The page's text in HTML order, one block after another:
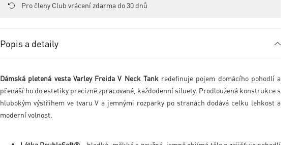
Pro členy Club vrácení zdarma do 30 dnů
Popis a detaily
Dámská pletená vesta Varley Freida V Neck Tankredefinuje pojem domácího pohodlí a
přenáší ho do estetiky precizně zpracované, každodenní siluety. Prodloužená konstrukce s
hlubokým výstřihem ve tvaru V a jemnými rozparky po stranách dodává celku lehkost a
moderní volnost.